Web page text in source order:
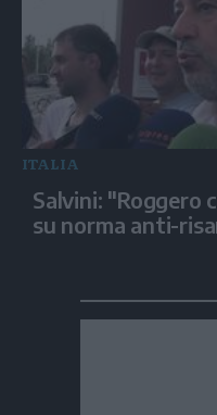
ITALIA
Salvini: "Roggero
su norma anti-